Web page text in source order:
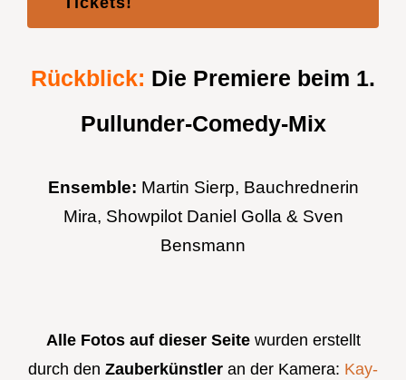
Rückblick: Die Premiere beim 1.
Pullunder-Comedy-Mix
Ensemble: Martin Sierp, Bauchrednerin
Mira, Showpilot Daniel Golla & Sven
Bensmann
Alle Fotos auf dieser Seitewurden erstellt
durch den Zauberkünstler an der Kamera: Kay-